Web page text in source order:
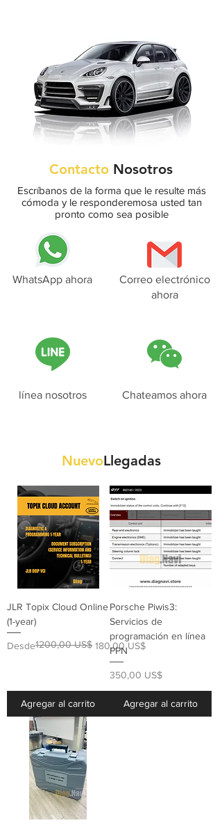
Contacto Nosotros
Escríbanos de la forma que le resulte más
cómoda y le responderemosa usted tan
pronto como sea posible
WhatsApp ahora
Correo electrónico
ahora
línea nosotros Chateamos ahora
NuevoLlegadas
JLR Topix Cloud Online
(1-year)
Desde
Precio1200,00 US$ 180,00 US$
Precio de oferta
Agregar al carrito
Porsche Piwis3:
Servicios de
programación en línea
PPN
Precio
350,00 US$
Agregar al carrito